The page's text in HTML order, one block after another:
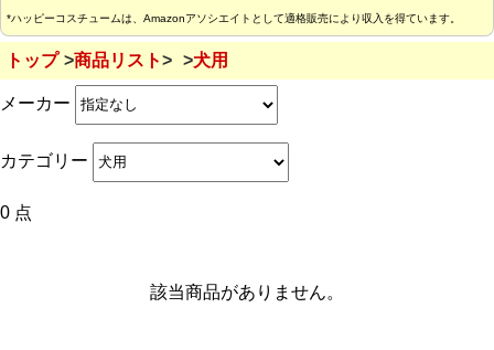
*ハッピーコスチュームは、Amazonアソシエイトとして適格販売により収入を得ています。
トップ 商品リスト 犬用
メーカー
カテゴリー
0 点
該当商品がありません。